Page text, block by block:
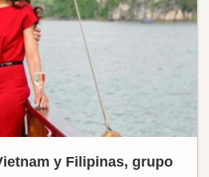
y Filipinas, grupo